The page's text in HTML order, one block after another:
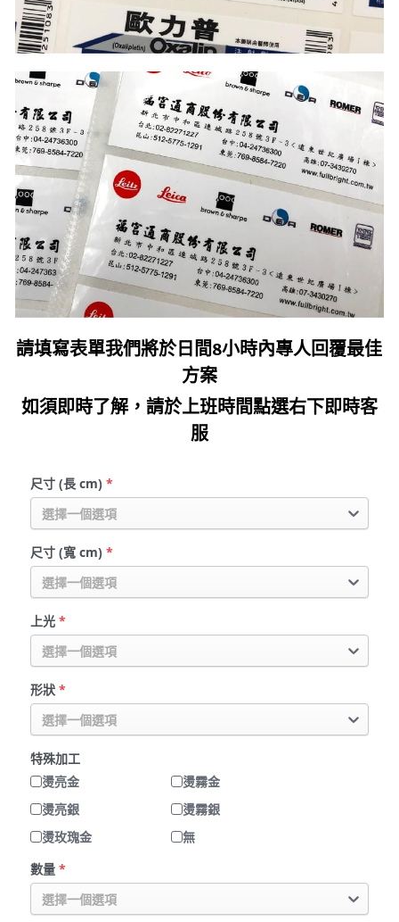
請填寫表單我們將於日間8小時內專人回覆最佳
方案
如須即時了解，請於上班時間點選右下即時客
服
尺寸 (長 cm)*
選擇一個選項
尺寸 (寬 cm)*
選擇一個選項
上光*
選擇一個選項
形狀*
選擇一個選項
特殊加工
燙亮金
燙霧金
燙亮銀
燙霧銀
燙玫瑰金
無
數量*
選擇一個選項
收納紙箱